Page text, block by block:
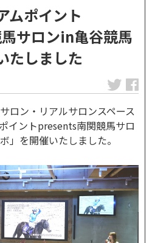
ムポイント
サロンin亀谷競馬
たしました
ロン・リアルサロンスペース
イントpresents南関競馬サロ
」を開催いたしました。